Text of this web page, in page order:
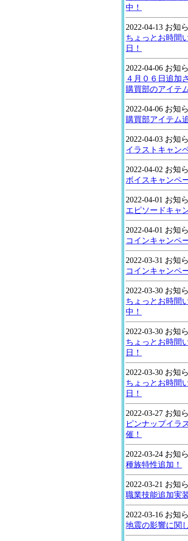
中！
2022-04-13 お知
ちょっとお時間
日！
2022-04-06 お知
４月０６日追加
購買部のアイテ
2022-04-06 お知
購買部アイテム
2022-04-03 お知
イラストキャン
2022-04-02 お知
ボイスキャンペ
2022-04-01 お知
エピソードキャ
2022-04-01 お知
コインキャンペ
2022-03-31 お知
コインキャンペ
2022-03-30 お知
ちょっとお時間
中！
2022-03-30 お知
ちょっとお時間
日！
2022-03-30 お知
ちょっとお時間
日！
2022-03-27 お知
ピンナップイラ
催！
2022-03-24 お知
種族特性追加！
2022-03-21 お知
職業技能追加実
2022-03-16 お知
地震の影響に関